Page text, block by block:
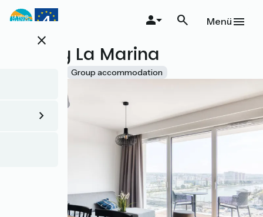
Direkt
zum
close
Menü
Evancy La Marina
Group accommodation